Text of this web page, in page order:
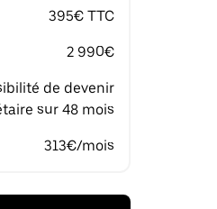
395€ TTC
2 990€
de devenir
sur 48 mois
313€/mois